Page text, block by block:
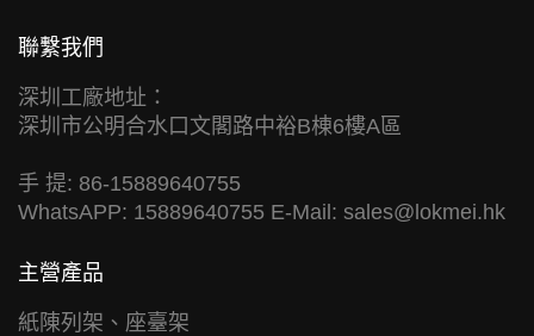
聯繫我們
深圳工廠地址：
深圳市公明合水口文閣路中裕B棟6樓A區
手 提: 86-15889640755
WhatsAPP: 15889640755 E-Mail: sales@lokmei.hk
主營產品
紙陳列架、座臺架